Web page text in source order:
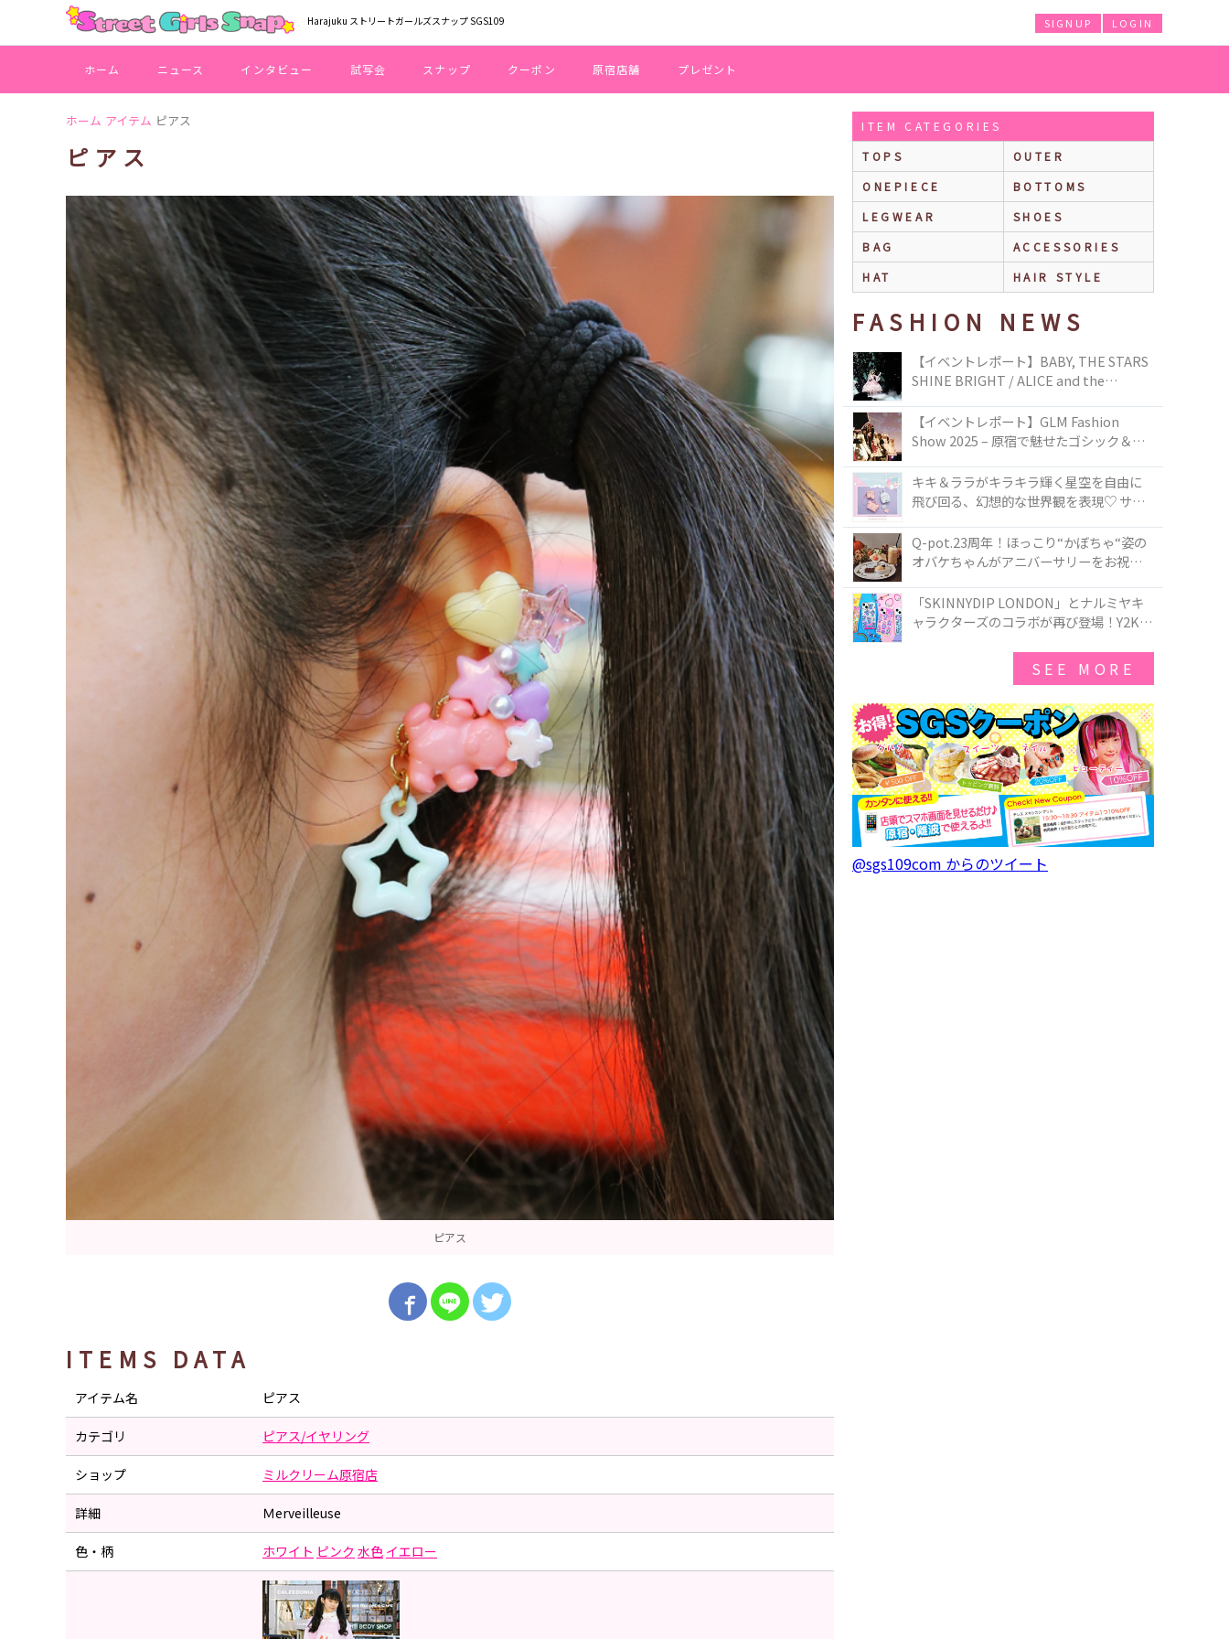
Harajuku ストリートガールズスナップ SGS109 LOGIN
SIGNUP
ホーム ニュース インタビュー 試写会 スナップ クーポン 原宿店舗 プレゼント
ホーム アイテム ピアス
ピアス
ピアス
ITEMS DATA
アイテム名 ピアス
カテゴリ ピアス/イヤリング
ショップ ミルクリーム原宿店
詳細 Ｍerveilleuse
色・柄 ホワイト ピンク 水色 イエロー
ITEM CATEGORIES
TOPS
OUTER
ONEPIECE
BOTTOMS
LEGWEAR
SHOES
BAG
ACCESSORIES
HAT
HAIR STYLE
FASHION NEWS
【イベントレポート】BABY, THE STARS
SHINE BRIGHT / ALICE and the
TOKYO
【イベントレポート】GLM Fashion
Show 2025 – 原宿で魅せたゴシック＆ロ
キキ＆ララがキラキラ輝く星空を自由に
飛び回る、幻想的な世界観を表現♡ サマ
50周年アニバーサリーイヤー』を記念し
たコレクションが登場
Q-pot.23周年！ほっこり“かぼちゃ“姿の
オバケちゃんがアニバーサリーをお祝い
ー」が新発売！Q-pot CAFE.では「かぼち
ゃのオバケーキプレート」も登場
「SKINNYDIP LONDON」とナルミヤキ
ャラクターズのコラボが再び登場！Y2Kム
SEE MORE
@sgs109com からのツイート